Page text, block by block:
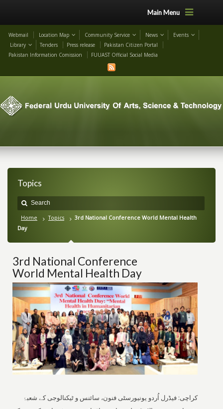
Main Menu
Webmail Location Map Community Service News
Events
Library
Tenders Press release
Pakistan Citizen Portal
Pakistan Information Comission
FUUAST Official Social Media
Topics
Home Topics
3rd National Conference World Mental Health
Day
3rd National Conference
World Mental Health Day
کراچی: فیڈرل اُردو یونیورسٹی فنون، سائنس و ٹیکنالوجی کے شعبۂ